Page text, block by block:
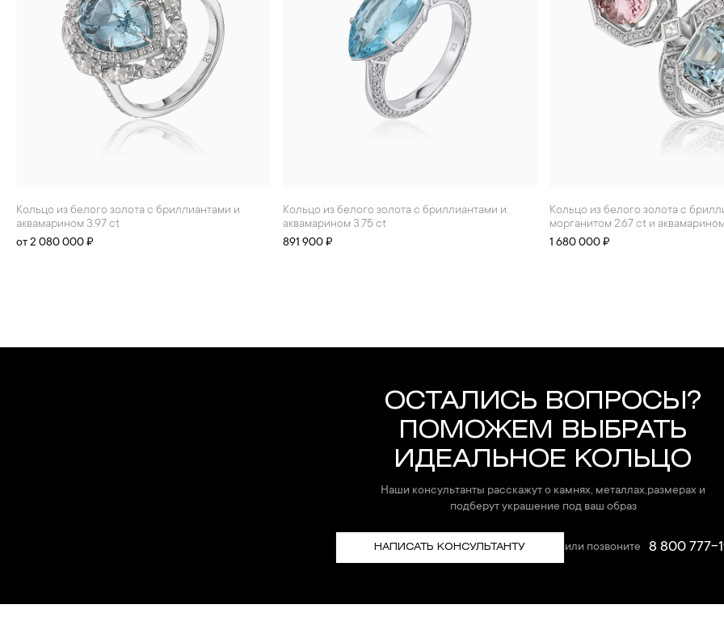
Кольцо из белого золота с бриллиантами и
аквамарином 3.97 ct
от 2 080 000 ₽
Кольцо из белого золота с бриллиантами и
аквамарином 3.75 ct
891 900 ₽
Кольцо из белого золота с бриллиантами,
морганитом 2.67 ct и
1 680 000 ₽
ОСТАЛИСЬ ВОПРОСЫ?
ПОМОЖЕМ ВЫБРАТЬ
ИДЕАЛЬНОЕ КОЛЬЦО
Наши консультанты расскажут о камнях, металлах,размерах и
подберут украшение под ваш образ
НАПИСАТЬ КОНСУЛЬТАНТУ или позвоните 8 800 777-